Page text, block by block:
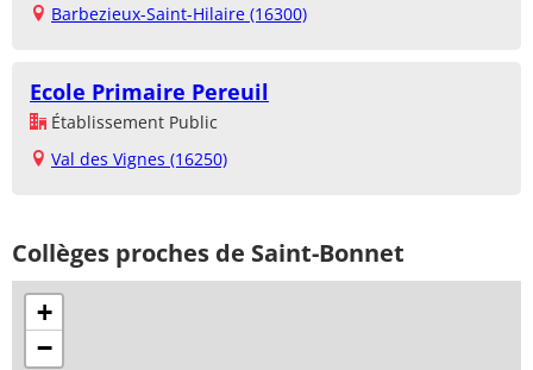
Barbezieux-Saint-Hilaire (16300)
Ecole Primaire Pereuil
Établissement Public
Val des Vignes (16250)
Collèges proches de Saint-Bonnet
+
−